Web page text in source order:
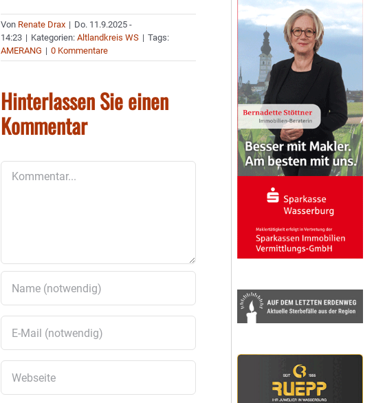
Von Renate Drax | Do. 11.9.2025 -
14:23 | Kategorien:Altlandkreis WS | Tags:
AMERANG | 0 Kommentare
Hinterlassen Sie einen
Kommentar